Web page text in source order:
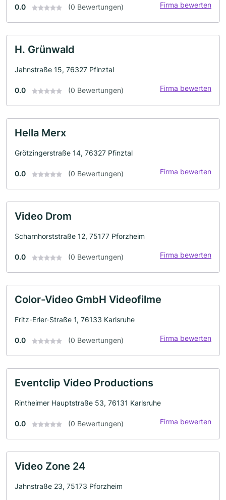
0.0 (0 Bewertungen) Firma bewerten
H. Grünwald
Jahnstraße 15, 76327 Pfinztal
0.0 (0 Bewertungen) Firma bewerten
Hella Merx
Grötzingerstraße 14, 76327 Pfinztal
0.0 (0 Bewertungen) Firma bewerten
Video Drom
Scharnhorststraße 12, 75177 Pforzheim
0.0 (0 Bewertungen) Firma bewerten
Color-Video GmbH Videofilme
Fritz-Erler-Straße 1, 76133 Karlsruhe
0.0 (0 Bewertungen) Firma bewerten
Eventclip Video Productions
Rintheimer Hauptstraße 53, 76131 Karlsruhe
0.0 (0 Bewertungen) Firma bewerten
Video Zone 24
Jahnstraße 23, 75173 Pforzheim